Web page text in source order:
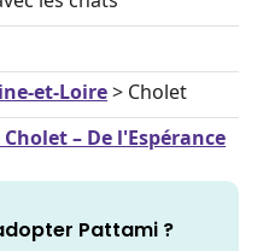
et-Loire> Cholet
Cholet – De l'Espérance
Pattami ?